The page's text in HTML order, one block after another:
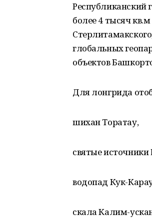
Республиканский
более 4 тысяч
глобальных
объектов
Для лонгрида
шихан Торатау,
святые
водопад Кук-
скала Калим-